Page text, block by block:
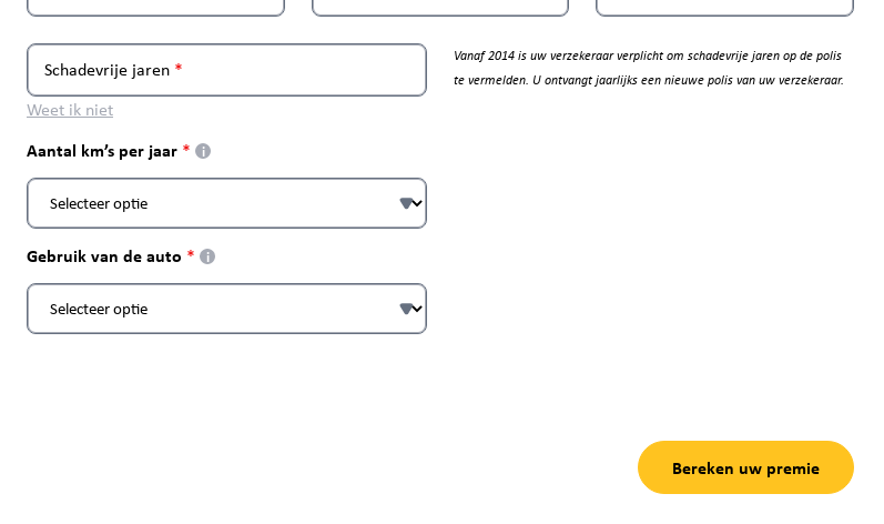
Schadevrije jaren
Weet ik niet
Vanaf 2014 is uw verzekeraar verplicht om schadevrije jaren op de polis
te vermelden. U ontvangt jaarlijks een nieuwe polis van uw verzekeraar.
Aantal km’s per jaar i
Gebruik van de auto i
Bereken uw premie